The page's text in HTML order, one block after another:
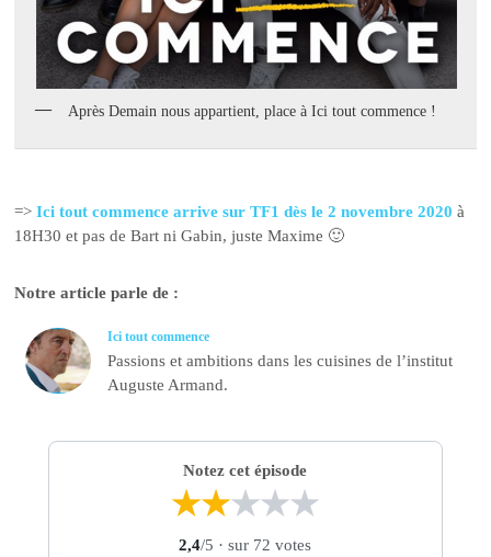
Après Demain nous appartient, place à Ici tout commence !
=>Ici tout commence arrive sur TF1 dès le 2 novembre 2020 à
18H30 et pas de Bart ni Gabin, juste Maxime 🙂
Notre article parle de :
Ici tout commence
Passions et ambitions dans les cuisines de l’institut
Auguste Armand.
Notez cet épisode
★★★★★
2,4/5 · sur 72 votes